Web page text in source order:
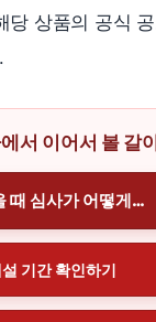
당 상품의 공식
서 이어서 볼 갈
때 심사가 어떻게…
기간 확인하기